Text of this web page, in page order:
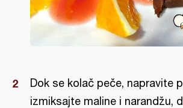
Dok se kolač peče, napravite
izmiksajte maline i narandžu,